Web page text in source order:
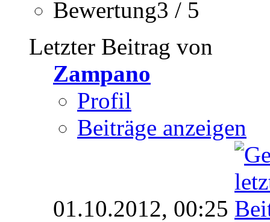
Bewertung3 / 5
Letzter Beitrag von
Zampano
Profil
Beiträge anzeigen
01.10.2012, 00:25